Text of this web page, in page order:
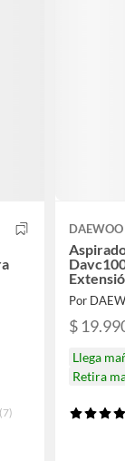
(7)
DAEWOO
Por
$
Llega
Retira